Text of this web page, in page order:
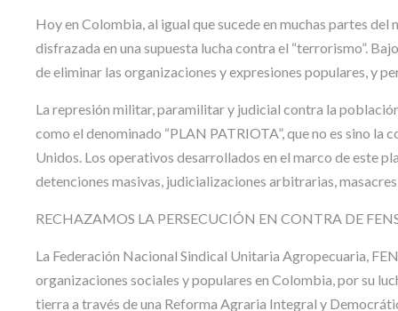
Hoy en Colombia, al igual que sucede en muchas partes
disfrazada en una supuesta lucha contra el “terrorismo”.
de eliminar las organizaciones y expresiones populares, y
La represión militar, paramilitar y judicial contra la
como el denominado “PLAN PATRIOTA”, que no es sino
Unidos. Los operativos desarrollados en el marco de este
detenciones masivas, judicializaciones arbitrarias,
RECHAZAMOS LA PERSECUCIÓN EN CONTRA DE
La Federación Nacional Sindical Unitaria Agropecuaria,
organizaciones sociales y populares en Colombia, por su
tierra a través de una Reforma Agraria Integral y